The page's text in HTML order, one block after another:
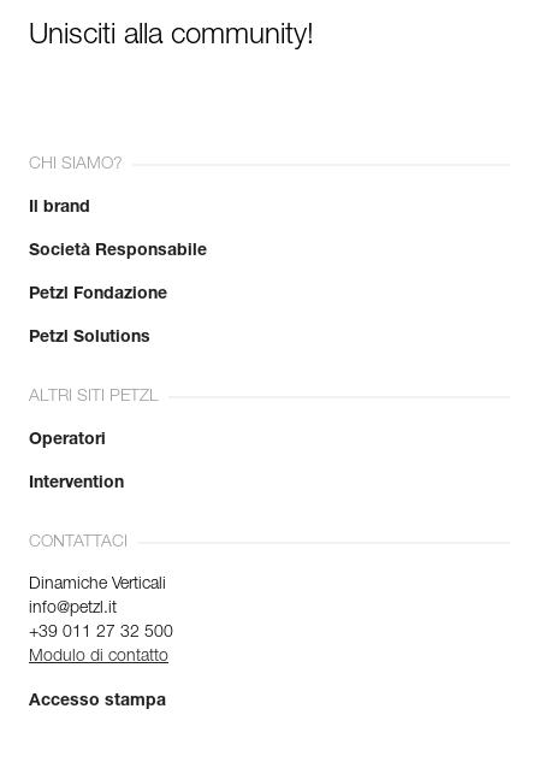
Unisciti alla community!
CHI SIAMO?
Il brand
Società Responsabile
Petzl Fondazione
Petzl Solutions
ALTRI SITI PETZL
Operatori
Intervention
CONTATTACI
Dinamiche Verticali
info@petzl.it
+39 011 27 32 500
Modulo di contatto
Accesso stampa